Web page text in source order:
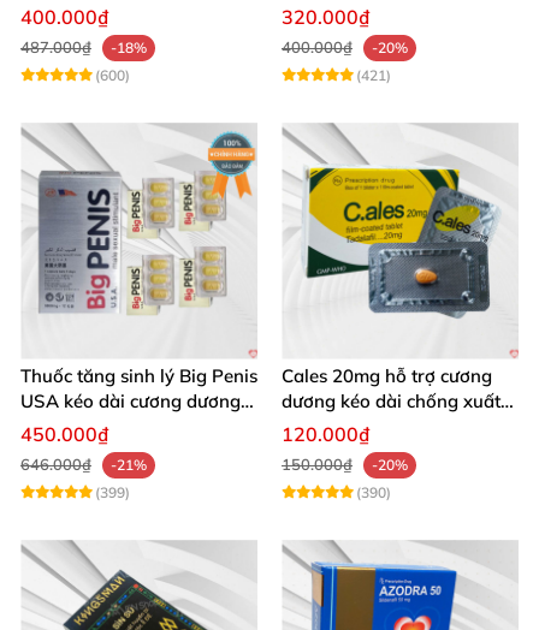
Nguyên Hỗ Trợ Xuất Tinh
400.000₫
487.000₫
-18%
(600)
Tinh Sớm
320.000₫
400.000₫
-20%
(421)
Thuốc tăng sinh lý Big Penis
USA kéo dài cương dương
chống xuất tinh sớm
450.000₫
646.000₫
-21%
(399)
Cales 20mg hỗ trợ cương
dương kéo dài chống xuất
tinh sớm thành phần
120.000₫
150.000₫
-20%
(390)